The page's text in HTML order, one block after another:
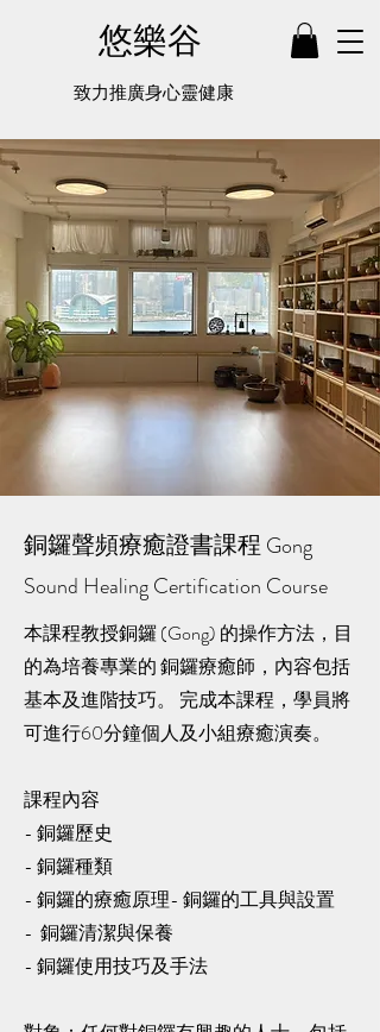
悠樂谷
致力推廣身心靈健康
銅鑼聲頻療癒證書課程Gong
Sound Healing Certification Course
本課程教授銅鑼 (Gong) 的操作方法，目
的為培養專業的 銅鑼療癒師，內容包括
基本及進階技巧。 完成本課程，學員將
可進行60分鐘個人及小組療癒演奏。
課程內容
- 銅鑼歷史
- 銅鑼種類
- 銅鑼的療癒原理- 銅鑼的工具與設置
- 銅鑼清潔與保養
- 銅鑼使用技巧及手法